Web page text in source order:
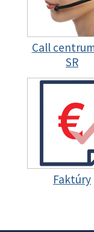
Call
SR
Faktúry